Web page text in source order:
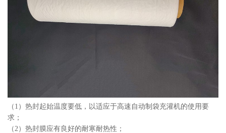
（1）热封起始温度要低，以适应于高速自动制袋充灌机的使用要
求；
（2）热封膜应有良好的耐寒耐热性；